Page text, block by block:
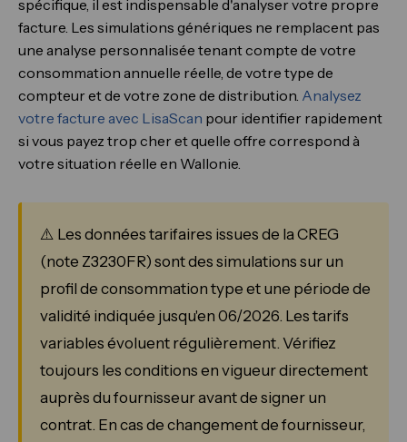
spécifique, il est indispensable d'analyser votre propre
facture. Les simulations génériques ne remplacent pas
une analyse personnalisée tenant compte de votre
consommation annuelle réelle, de votre type de
compteur et de votre zone de distribution. Analysez
votre facture avec LisaScan pour identifier rapidement
si vous payez trop cher et quelle offre correspond à
votre situation réelle en Wallonie.
⚠️ Les données tarifaires issues de la CREG
(note Z3230FR) sont des simulations sur un
profil de consommation type et une période de
validité indiquée jusqu'en 06/2026. Les tarifs
variables évoluent régulièrement. Vérifiez
toujours les conditions en vigueur directement
auprès du fournisseur avant de signer un
contrat. En cas de changement de fournisseur,